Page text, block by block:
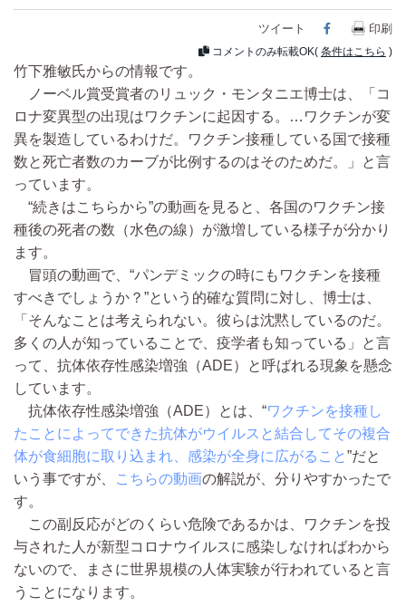
ツイート Facebook
印刷
コメントのみ転載OK( 条件はこちら )
竹下雅敏氏からの情報です。
ノーベル賞受賞者のリュック・モンタニエ博士は、「コ
ロナ変異型の出現はワクチンに起因する。…ワクチンが変
異を製造しているわけだ。ワクチン接種している国で接種
数と死亡者数のカーブが比例するのはそのためだ。」と言
っています。
“続きはこちらから”の動画を見ると、各国のワクチン接
種後の死者の数（水色の線）が激増している様子が分かり
ます。
冒頭の動画で、“パンデミックの時にもワクチンを接種
すべきでしょうか？”という的確な質問に対し、博士は、
「そんなことは考えられない。彼らは沈黙しているのだ。
多くの人が知っていることで、疫学者も知っている」と言
って、抗体依存性感染増強（ADE）と呼ばれる現象を懸念
しています。
抗体依存性感染増強（ADE）とは、“ワクチンを接種し
たことによってできた抗体がウイルスと結合してその複合
体が食細胞に取り込まれ、感染が全身に広がること”だと
いう事ですが、
こちらの動画の解説が、分りやすかったで
す。
この副反応がどのくらい危険であるかは、ワクチンを投
与された人が新型コロナウイルスに感染しなければわから
ないので、まさに世界規模の人体実験が行われていると言
うことになります。